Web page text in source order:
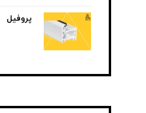
پروفیل